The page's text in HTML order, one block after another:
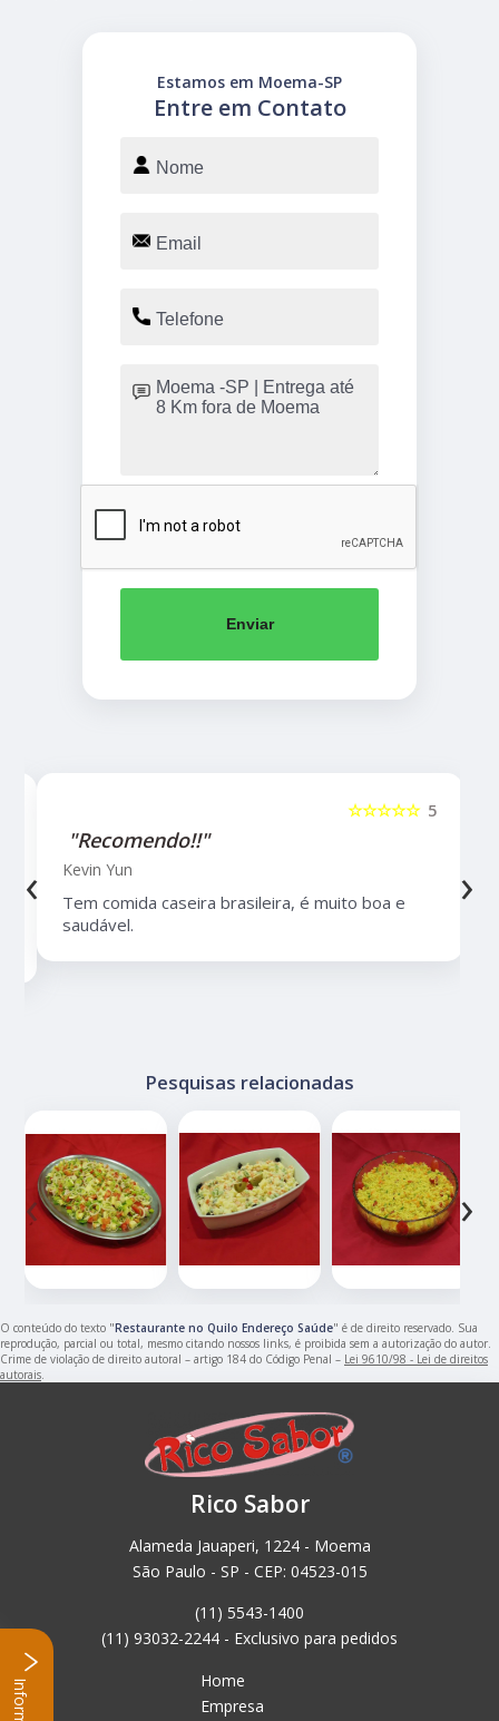
Entre em Contato
Estamos em Moema-SP
Enviar
5
☆☆☆☆☆
"Recomendo!!"
Kevin Yun
Tem comida caseira brasileira, é muito boa e
saudável.
‹ ›
Pesquisas relacionadas
‹ ›
O conteúdo do texto "Restaurante no Quilo Endereço Saúde" é de direito reservado. Sua
reprodução, parcial ou total, mesmo citando nossos links, é proibida sem a autorização do autor.
Crime de violação de direito autoral – artigo 184 do Código Penal – Lei 9610/98 - Lei de direitos
autorais.
Rico Sabor
Alameda Jauaperi, 1224 - Moema
São Paulo - SP - CEP: 04523-015
(11) 5543-1400
(11) 93032-2244 - Exclusivo para pedidos
Home
Empresa